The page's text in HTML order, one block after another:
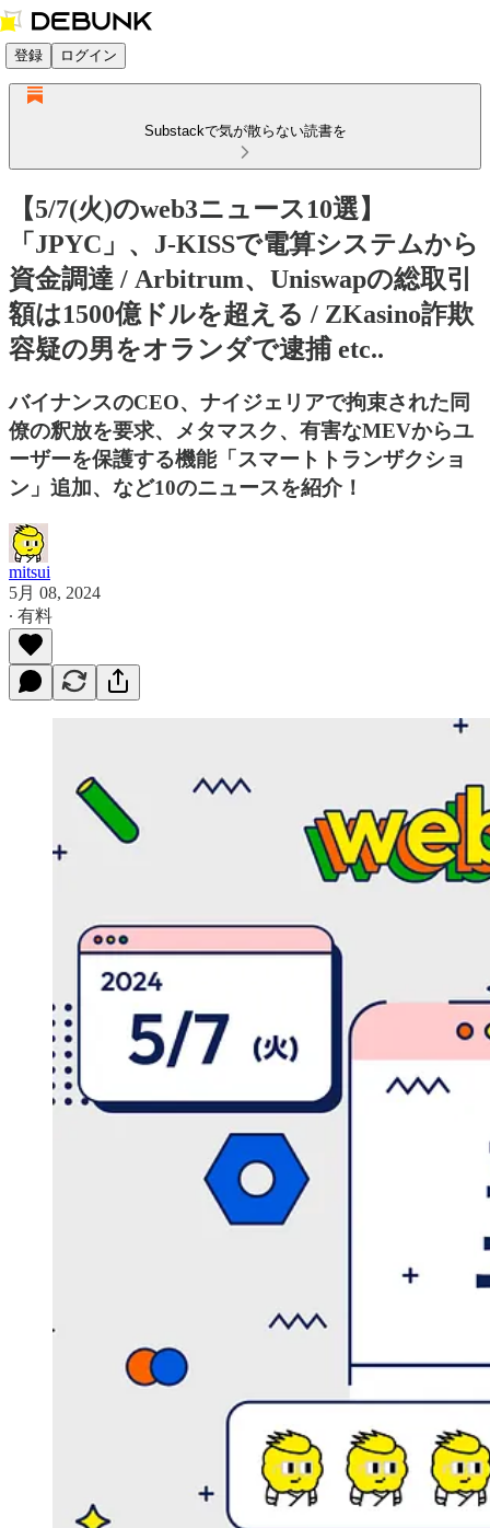
登録 ログイン
Substackで気が散らない読書を
【5/7(火)のweb3ニュース10選】
「JPYC」、J-KISSで電算システムから
資金調達 / Arbitrum、Uniswapの総取引
額は1500億ドルを超える / ZKasino詐欺
容疑の男をオランダで逮捕 etc..
バイナンスのCEO、ナイジェリアで拘束された同
僚の釈放を要求、メタマスク、有害なMEVからユ
ーザーを保護する機能「スマートトランザクショ
ン」追加、など10のニュースを紹介！
mitsui
5月 08, 2024
∙ 有料